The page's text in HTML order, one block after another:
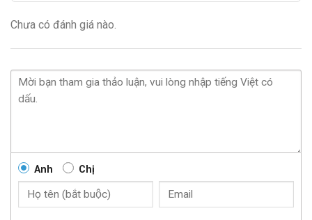
Chưa có đánh giá nào.
Anh Chị